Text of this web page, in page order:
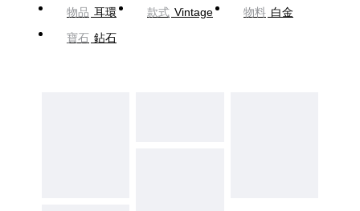
物品 耳環 款式 Vintage 物料 白金
寶石 鉆石